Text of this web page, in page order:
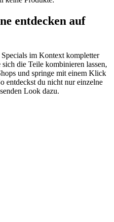
entdecken auf
im Kontext kompletter
die Teile kombinieren lassen,
und springe mit einem Klick
entdeckst du nicht nur einzelne
Look dazu.